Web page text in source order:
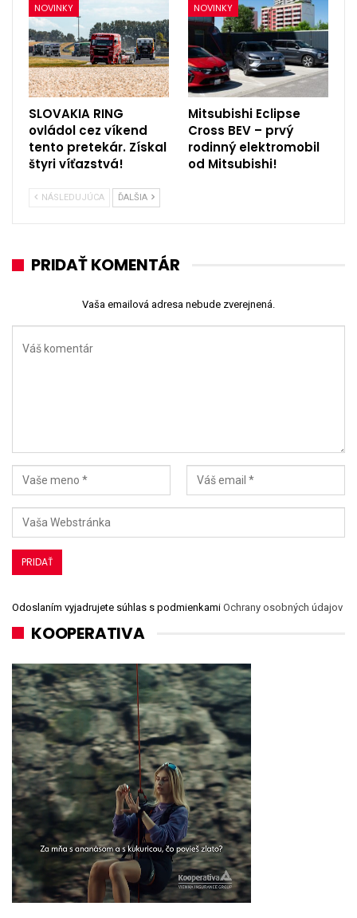
NOVINKY
SLOVAKIA RING
ovládol cez víkend
tento pretekár. Získal
štyri víťazstvá!
NOVINKY
Mitsubishi Eclipse
Cross BEV – prvý
rodinný elektromobil
od Mitsubishi!
NÁSLEDUJÚCA ĎALŠIA
PRIDAŤ KOMENTÁR
Vaša emailová adresa nebude zverejnená.
Odoslaním vyjadrujete súhlas s podmienkami Ochrany osobných údajov
KOOPERATIVA